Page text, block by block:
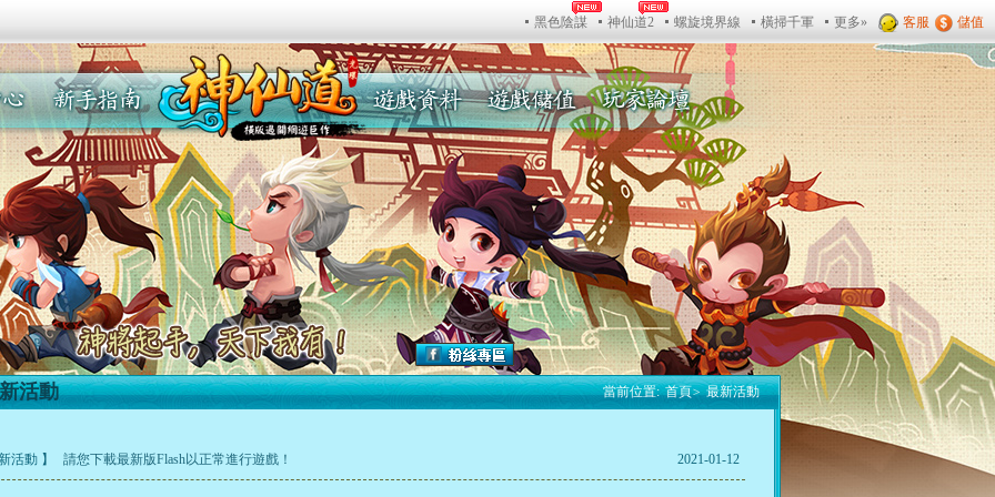
活動 當前位置: 首頁> 最新活動
2021-01-12
活動 】 請您下載最新版Flash以正常進行遊戲！